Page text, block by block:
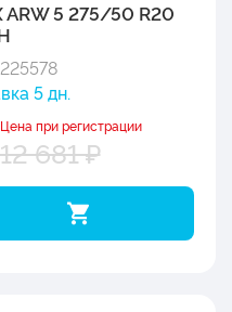
ARW 5 275/50 R20
5 дн.
Цена при регистрации
12 681 ₽